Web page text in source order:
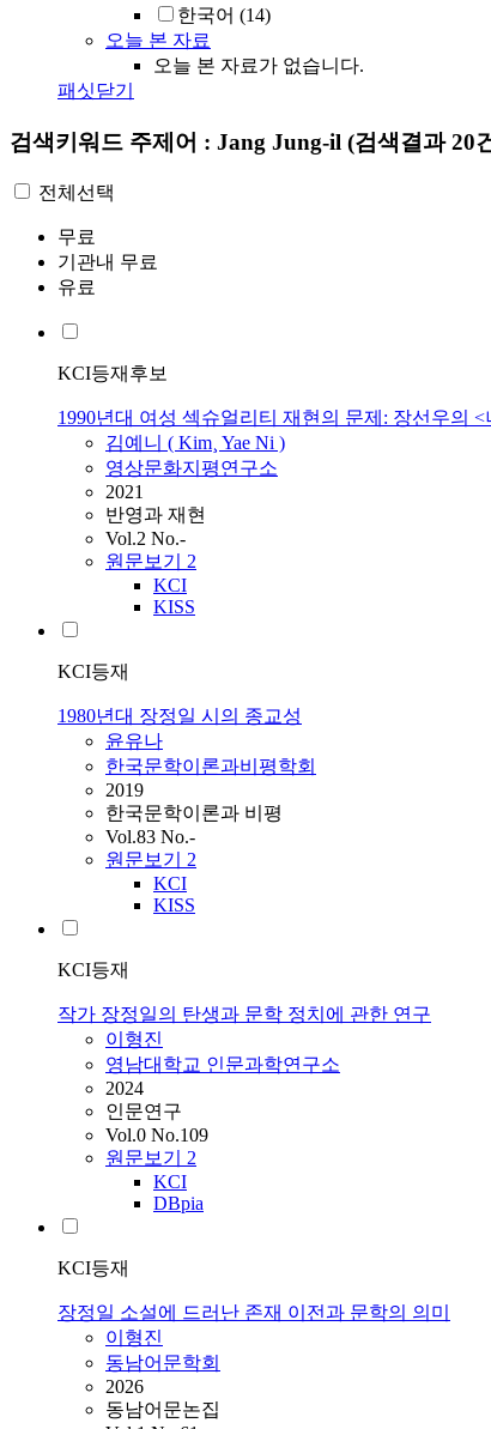
한국어 (14)
오늘 본 자료
오늘 본 자료가 없습니다.
패싯닫기
검색키워드 주제어 : Jang Jung-il (검색결과 20
전체선택
무료
기관내 무료
유료
KCI등재후보
1990년대 여성 섹슈얼리티 재현의 문제: 장선우의
김예니 ( Kim¸ Yae Ni )
영상문화지평연구소
2021
반영과 재현
Vol.2 No.-
원문보기 2
KCI
KISS
KCI등재
1980년대 장정일 시의 종교성
윤유나
한국문학이론과비평학회
2019
한국문학이론과 비평
Vol.83 No.-
원문보기 2
KCI
KISS
KCI등재
작가 장정일의 탄생과 문학 정치에 관한 연구
이형진
영남대학교 인문과학연구소
2024
인문연구
Vol.0 No.109
원문보기 2
KCI
DBpia
KCI등재
장정일 소설에 드러난 존재 이전과 문학의 의미
이형진
동남어문학회
2026
동남어문논집